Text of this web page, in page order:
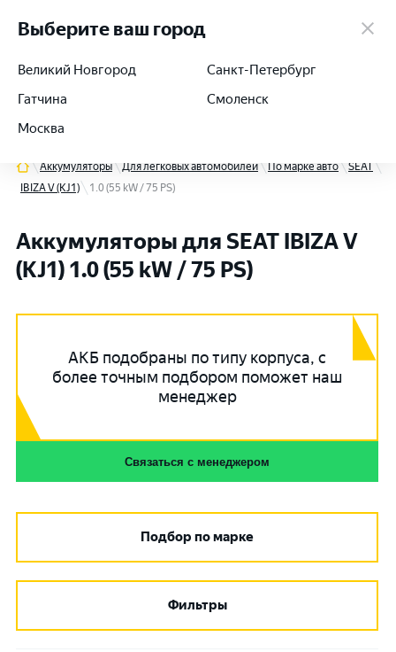
+7 (812) 564-54-91
Аккумуляторы Для легковых автомобилей По марке авто
SEAT
IBIZA V (KJ1)
1.0 (55 kW / 75 PS)
Аккумуляторы для SEAT IBIZA V
(KJ1) 1.0 (55 kW / 75 PS)
АКБ подобраны по типу корпуса, с
более точным подбором поможет наш
менеджер
Связаться с менеджером
Подбор по марке
Фильтры
Выберите ваш город
Великий Новгород
Гатчина
Москва
Санкт-Петербург
Смоленск